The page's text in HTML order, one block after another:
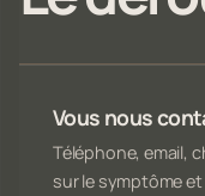
Vous nous
Téléphone, email,
sur le symptôme